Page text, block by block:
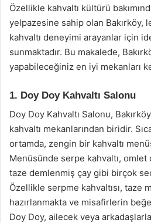
Özellikle kahvaltı kültürü
yelpazesine sahip olan Bakırköy,
kahvaltı deneyimi arayanlar için
sunmaktadır. Bu makalede,
yapabileceğiniz en iyi mekanları
1. Doy Doy Kahvaltı Salonu
Doy Doy Kahvaltı Salonu,
kahvaltı mekanlarından biridir.
ortamda, zengin bir kahvaltı
Menüsünde serpe kahvaltı,
taze demlenmiş çay gibi birçok
Özellikle serpme kahvaltısı, taze
hazırlanmakta ve misafirlerin
Doy Doy, ailecek veya